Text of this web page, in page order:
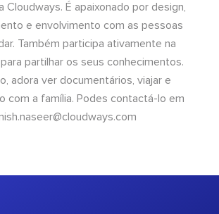
Cloudways. É apaixonado por design,
e envolvimento com as pessoas
Também participa ativamente na
partilhar os seus conhecimentos.
adora ver documentários, viajar e
com a família. Podes contactá-lo em